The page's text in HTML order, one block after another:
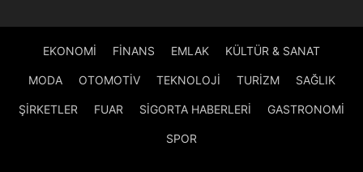
EKONOMİ FİNANS EMLAK KÜLTÜR & SANAT
MODA OTOMOTİV TEKNOLOJİ TURİZM SAĞLIK
ŞİRKETLER FUAR SİGORTA HABERLERİ GASTRONOMİ
SPOR